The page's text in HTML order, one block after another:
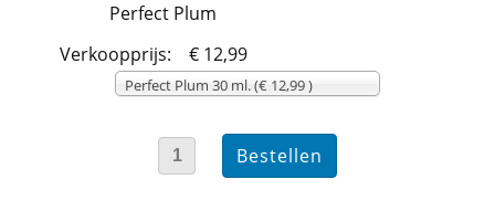
Perfect Plum
Verkoopprijs:
€ 12,99
Perfect Plum 30 ml. (€ 12,99 )